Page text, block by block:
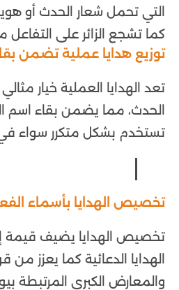
التي تحمل شعار الحدث أو
كما تشجع الزائر على التفاعل
توزيع هدايا عملية تضمن
تعد الهدايا العملية خيار
الحدث، مما يضمن بقاء اسم
تستخدم بشكل متكرر سواء في
تخصيص الهدايا بأسماء
تخصيص الهدايا يضيف قيمة
الهدايا الدعائية كما يعزز
والمعارض الكبرى المرتبطة